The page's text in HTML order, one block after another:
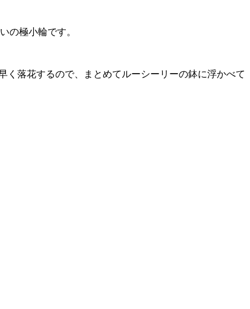
の極小輪です。
落花するので、まとめてルーシーリーの鉢に浮かべて